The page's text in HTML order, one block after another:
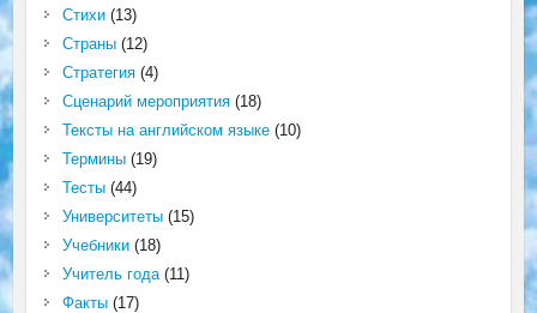
Стихи(13)
Страны(12)
Стратегия(4)
Сценарий мероприятия(18)
Тексты на английском языке(10)
Термины(19)
Тесты(44)
Университеты(15)
Учебники(18)
Учитель года(11)
Факты(17)